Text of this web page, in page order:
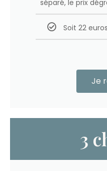
séparé, le prix
Soit 22
Je
3